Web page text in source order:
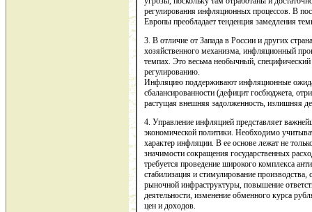
регулирования инфляционных процессов. В
Европы преобладает тенденция замедления
3. В отличие от Запада в России и других
хозяйственного механизма, инфляционный
темпах. Это весьма необычный,
регулированию.
Инфляцию поддерживают инфляционные
сбалансированности (дефицит госбюджета,
растущая внешняя задолженность, излишняя
4. Управление инфляцией представляет
экономической политики. Необходимо
характер инфляции. В ее основе лежат не
значимости сокращения государственных
требуется проведение широкого комплекса
стабилизация и стимулирование
рыночной инфраструктуры, повышение
деятельности, изменение обменного курса
цен и доходов.